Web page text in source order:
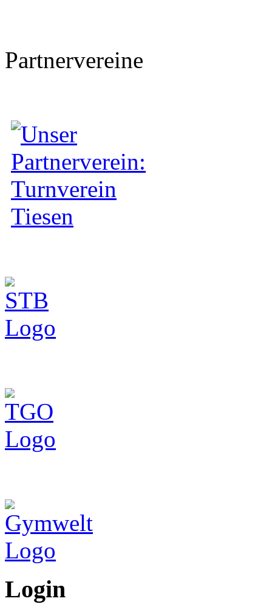
Partnervereine
Login